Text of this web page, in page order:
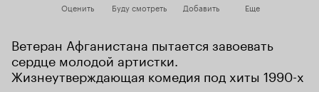
Оценить Буду смотреть Добавить Еще
Ветеран Афганистана пытается завоевать
сердце молодой артистки.
Жизнеутверждающая комедия под хиты 1990-х